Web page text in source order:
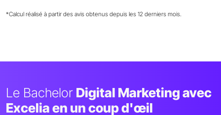
*Calcul réalisé à partir des avis obtenus depuis les 12 derniers mois.
Le Bachelor Digital Marketing avec
Excelia en un coup d'œil